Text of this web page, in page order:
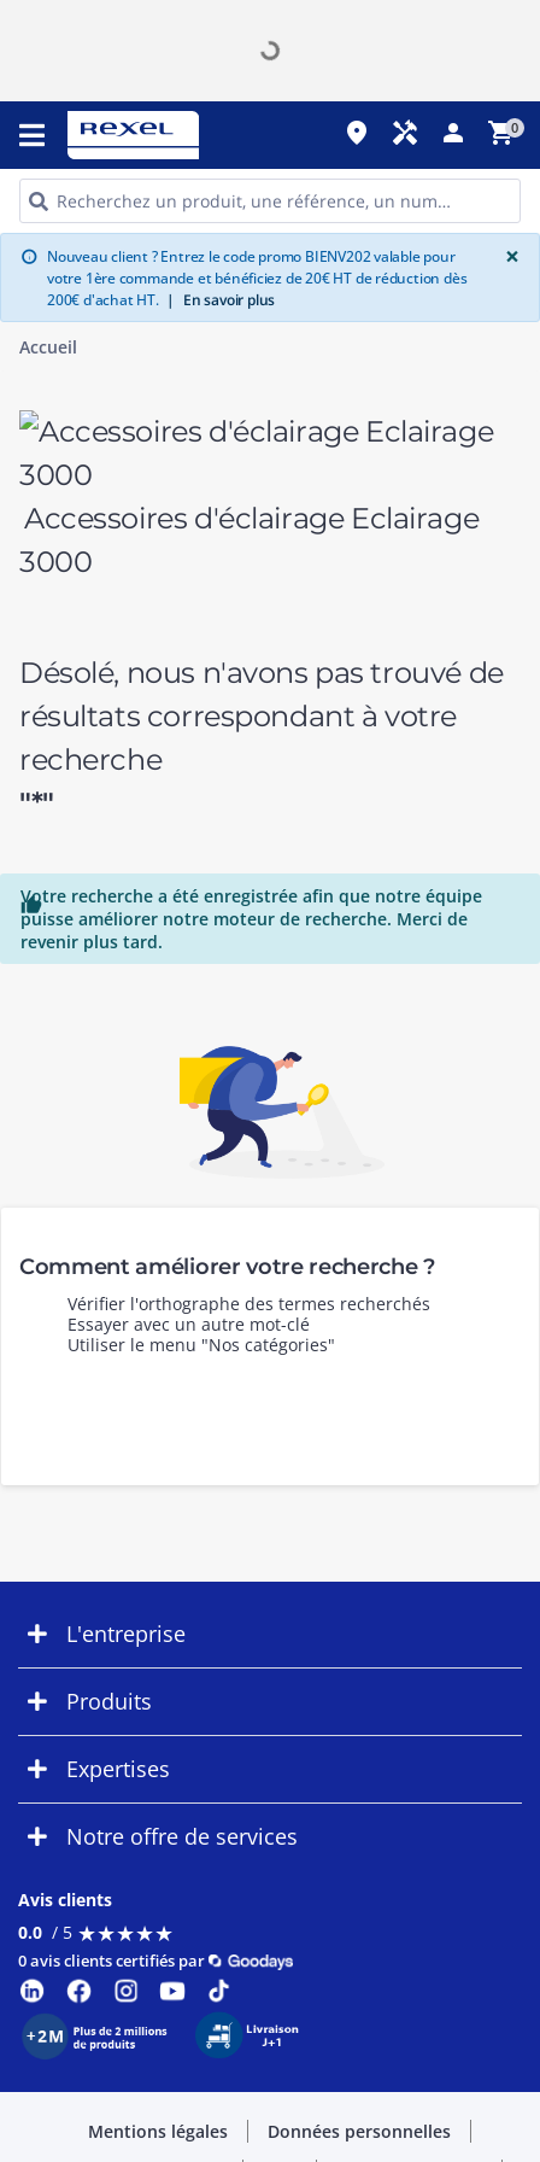
place handyman person shopping_cart0
info Nouveau client ? Entrez le code promo BIENV202 valable pour
votre 1ère commande et bénéficiez de 20€ HT de réduction dès
200€ d'achat HT. | En savoir plus
×
Accueil
Accessoires d'éclairage Eclairage
3000
Désolé, nous n'avons pas trouvé de
résultats correspondant à votre
recherche
"*"

Votre recherche a été enregistrée afin que notre équipe
puisse améliorer notre moteur de recherche. Merci de
revenir plus tard.
Comment améliorer votre recherche ?
Vérifier l'orthographe des termes recherchés
Essayer avec un autre mot-clé
Utiliser le menu "Nos catégories"
L'entreprise
Produits
Expertises
Notre offre de services
Avis clients
0.0 / 5 ★★★★★
★★★★★
0 avis clients certifiés par
Mentions légales
Données personnelles